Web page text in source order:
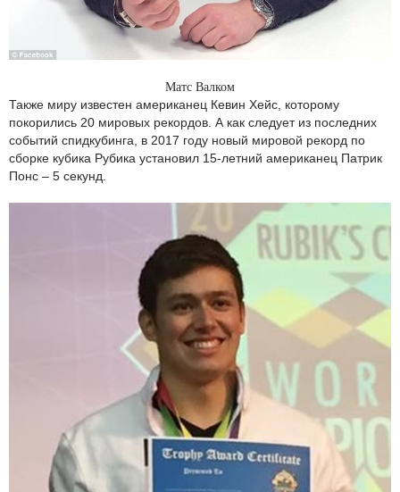
Матс Валком
Также миру известен американец Кевин Хейс, которому
покорились 20 мировых рекордов. А как следует из последних
событий спидкубинга, в 2017 году новый мировой рекорд по
сборке кубика Рубика установил 15-летний американец Патрик
Понс – 5 секунд.